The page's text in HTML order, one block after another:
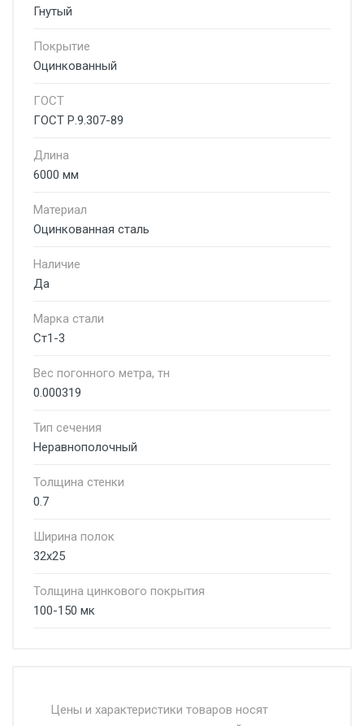
Гнутый
Покрытие
Оцинкованный
ГОСТ
ГОСТ Р.9.307-89
Длина
6000 мм
Материал
Оцинкованная сталь
Наличие
Да
Марка стали
Ст1-3
Вес погонного метра, тн
0.000319
Тип сечения
Неравнополочный
Толщина стенки
0.7
Ширина полок
32х25
Толщина цинкового покрытия
100-150 мк
Москве и Московской области.
Цены и характеристики товаров носят